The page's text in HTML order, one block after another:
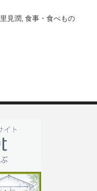
里見潤 食事・食べもの